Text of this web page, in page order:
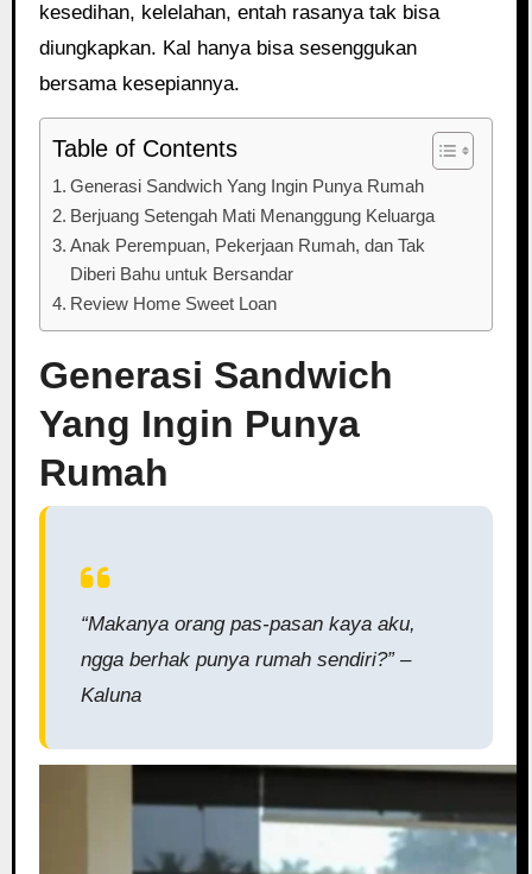
kesedihan, kelelahan, entah rasanya tak bisa
diungkapkan. Kal hanya bisa sesenggukan
bersama kesepiannya.
Table of Contents
Generasi Sandwich Yang Ingin Punya Rumah
Berjuang Setengah Mati Menanggung Keluarga
Anak Perempuan, Pekerjaan Rumah, dan Tak
Diberi Bahu untuk Bersandar
Review Home Sweet Loan
Generasi Sandwich
Yang Ingin Punya
Rumah
“Makanya orang pas-pasan kaya aku,
ngga berhak punya rumah sendiri?” –
Kaluna